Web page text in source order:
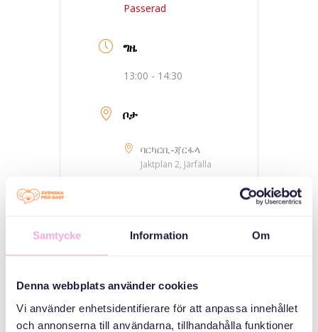
Samtycke Information Om
Denna webbplats använder cookies
Vi använder enhetsidentifierare för att anpassa innehållet
och annonserna till användarna, tillhandahålla funktioner
Passerad
ግዜ
13:00 - 14:30
ቦታ
ባርካርቢ-ጃርፋላ
Jaktplan 2, Järfälla
ኣዳላዊ